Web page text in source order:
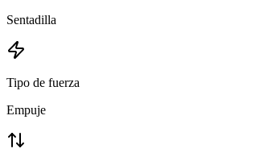
Sentadilla
Tipo de fuerza
Empuje